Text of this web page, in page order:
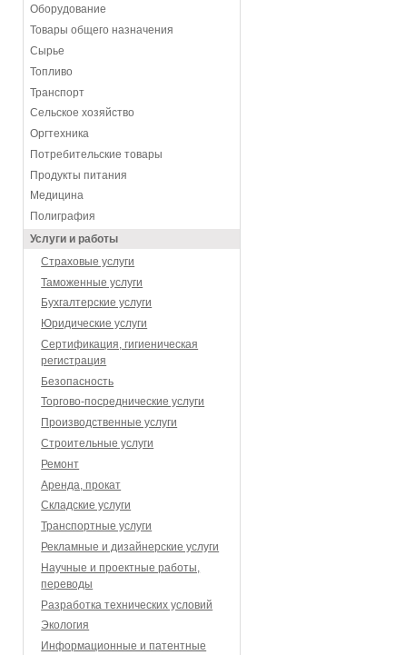
Оборудование
Товары общего назначения
Сырье
Топливо
Транспорт
Сельское хозяйство
Оргтехника
Потребительские товары
Продукты питания
Медицина
Полиграфия
Услуги и работы
Страховые услуги
Таможенные услуги
Бухгалтерские услуги
Юридические услуги
Сертификация, гигиеническая
регистрация
Безопасность
Торгово-посреднические услуги
Производственные услуги
Строительные услуги
Ремонт
Аренда, прокат
Складские услуги
Транспортные услуги
Рекламные и дизайнерские услуги
Научные и проектные работы,
переводы
Разработка технических условий
Экология
Информационные и патентные